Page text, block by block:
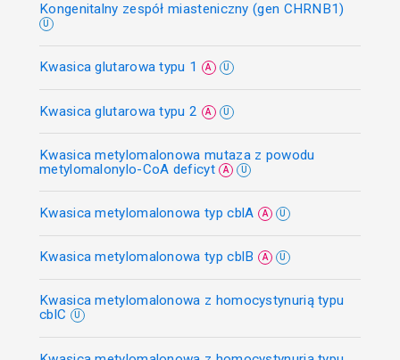
Kongenitalny zespół miasteniczny (gen CHRNB1)
U
Kwasica glutarowa typu 1 A U
Kwasica glutarowa typu 2 A U
Kwasica metylomalonowa mutaza z powodu
metylomalonylo-CoA deficyt
A U
Kwasica metylomalonowa typ cblA A U
Kwasica metylomalonowa typ cblB A U
Kwasica metylomalonowa z homocystynurią typu
cblC
U